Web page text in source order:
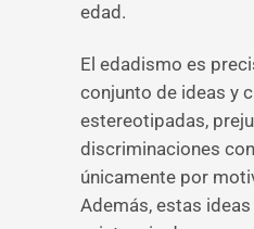
edad.
El edadismo es
conjunto de ideas y
estereotipadas,
discriminaciones
únicamente por
Además, estas